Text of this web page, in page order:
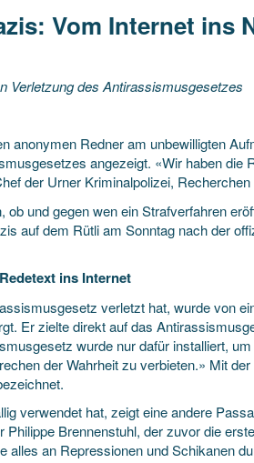
Vom Internet ins
Verletzung des Antirassismusgesetzes
anonymen Redner am unbewilligten
angezeigt. «Wir haben die
der Urner Kriminalpolizei,
und gegen wen ein Strafverfahren
auf dem Rütli am Sonntag nach der
ins Internet
verletzt hat, wurde von
Er zielte direkt auf das
wurde nur dafür installiert,
der Wahrheit zu verbieten.» Mit
verwendet hat, zeigt eine andere
Brennenstuhl, der zuvor die
alles an Repressionen und Schikanen